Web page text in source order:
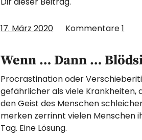
17. März 2020 Kommentare1
Wenn … Dann …
Procrastination oder
gefährlicher als viele Krankheiten,
den Geist des Menschen
merken zerrinnt vielen Menschen
Tag. Eine Lösung.